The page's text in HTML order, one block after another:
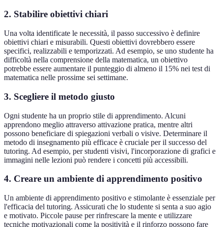
2. Stabilire obiettivi chiari
Una volta identificate le necessità, il passo successivo è definire
obiettivi chiari e misurabili. Questi obiettivi dovrebbero essere
specifici, realizzabili e temporizzati. Ad esempio, se uno studente ha
difficoltà nella comprensione della matematica, un obiettivo
potrebbe essere aumentare il punteggio di almeno il 15% nei test di
matematica nelle prossime sei settimane.
3. Scegliere il metodo giusto
Ogni studente ha un proprio stile di apprendimento. Alcuni
apprendono meglio attraverso attivazione pratica, mentre altri
possono beneficiare di spiegazioni verbali o visive. Determinare il
metodo di insegnamento più efficace è cruciale per il successo del
tutoring. Ad esempio, per studenti visivi, l'incorporazione di grafici e
immagini nelle lezioni può rendere i concetti più accessibili.
4. Creare un ambiente di apprendimento positivo
Un ambiente di apprendimento positivo e stimolante è essenziale per
l'efficacia del tutoring. Assicurati che lo studente si senta a suo agio
e motivato. Piccole pause per rinfrescare la mente e utilizzare
tecniche motivazionali come la positività e il rinforzo possono fare